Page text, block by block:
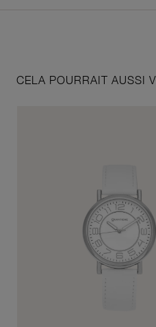
CELA POURRAIT AUSSI